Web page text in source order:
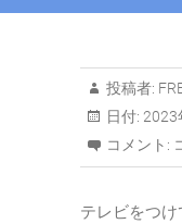
投稿者:
日付: 2023
コメント:
テレビをつ